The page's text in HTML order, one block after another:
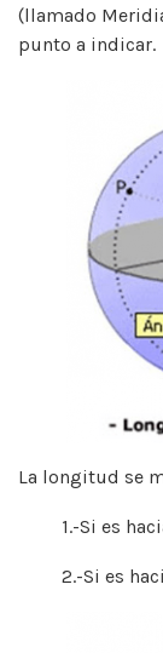
(llamado
punto a indicar.
La longitud se
1.-Si es hacia
2.-Si es